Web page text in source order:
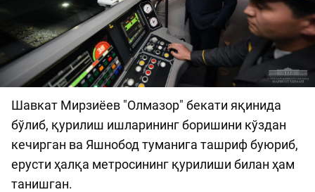
Шавкат Мирзиёев "Олмазор" бекати яқинида
бўлиб, қурилиш ишларининг боришини кўздан
кечирган ва Яшнобод туманига ташриф буюриб,
ерусти ҳалқа метросининг қурилиши билан ҳам
танишган.